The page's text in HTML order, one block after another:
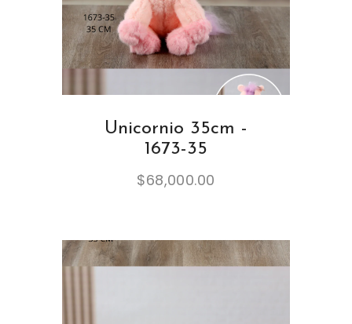
Unicornio 35cm -
1673-35
$68,000.00